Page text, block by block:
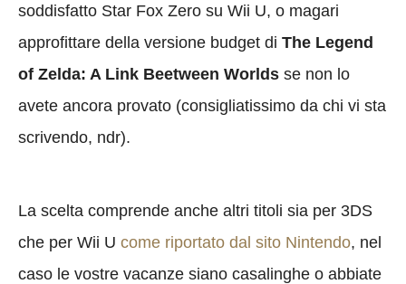
soddisfatto Star Fox Zero su Wii U, o magari
approfittare della versione budget di The Legend
of Zelda: A Link Beetween Worlds se non lo
avete ancora provato (consigliatissimo da chi vi sta
scrivendo, ndr).
La scelta comprende anche altri titoli sia per 3DS
che per Wii U come riportato dal sito Nintendo, nel
caso le vostre vacanze siano casalinghe o abbiate